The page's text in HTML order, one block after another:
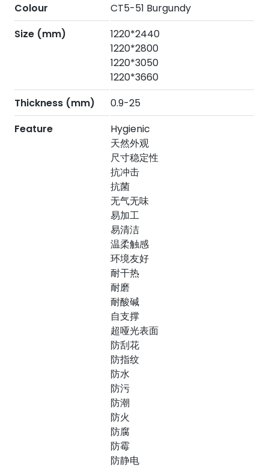
Colour
CT5-51 Burgundy
Size (mm)
1220*2440
1220*2800
1220*3050
1220*3660
Thickness (mm)
0.9-25
Feature
Hygienic
天然外观
尺寸稳定性
抗冲击
抗菌
无气无味
易加工
易清洁
温柔触感
环境友好
耐干热
耐磨
耐酸碱
自支撑
超哑光表面
防刮花
防指纹
防水
防污
防潮
防火
防腐
防霉
防静电